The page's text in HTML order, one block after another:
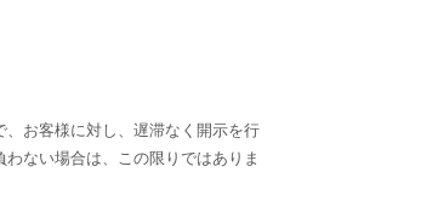
お客様に対し、遅滞なく開示を行
ない場合は、この限りではありま